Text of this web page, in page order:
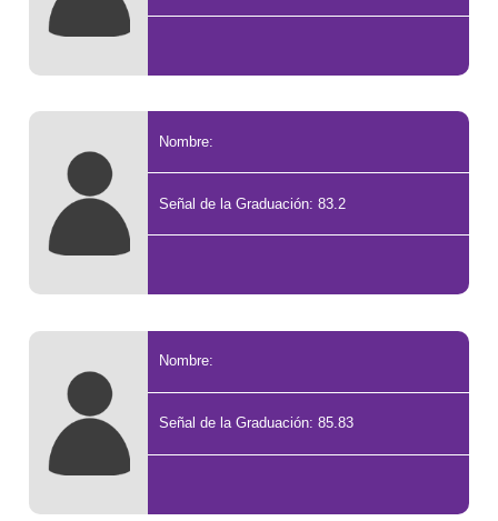
Nombre:
Señal de la Graduación: 83.2
Nombre:
Señal de la Graduación: 85.83